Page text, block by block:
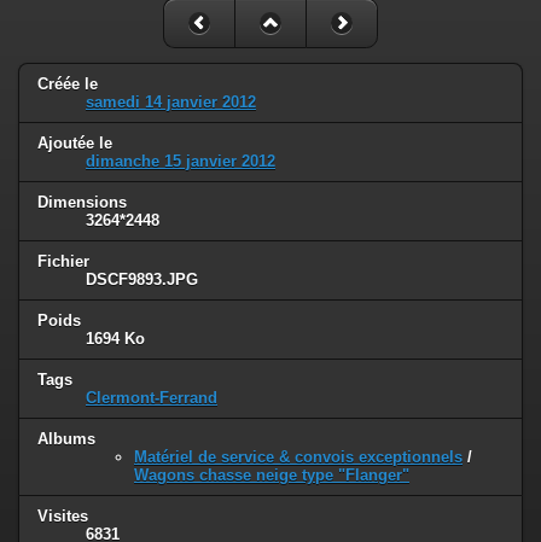
Créée le
samedi 14 janvier 2012
Ajoutée le
dimanche 15 janvier 2012
Dimensions
3264*2448
Fichier
DSCF9893.JPG
Poids
1694 Ko
Tags
Clermont-Ferrand
Albums
Matériel de service & convois exceptionnels /
Wagons chasse neige type "Flanger"
Visites
6831